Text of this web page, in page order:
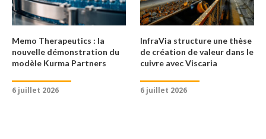
Memo Therapeutics : la
nouvelle démonstration du
modèle Kurma Partners
6 juillet 2026
InfraVia structure une thèse
de création de valeur dans le
cuivre avec Viscaria
6 juillet 2026